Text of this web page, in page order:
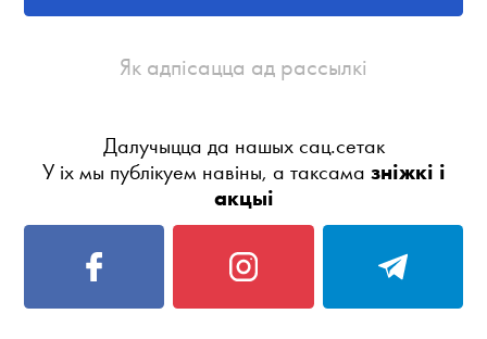
Як адпісацца ад рассылкі
Далучыцца да нашых сац.сетак
У іх мы публікуем навіны, а таксама зніжкі і
акцыі